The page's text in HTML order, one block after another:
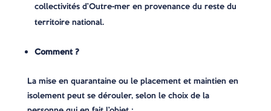
collectivités d’Outre-mer en provenance du reste du
territoire national.
Comment ?
La mise en quarantaine ou le placement et maintien en
isolement peut se dérouler, selon le choix de la